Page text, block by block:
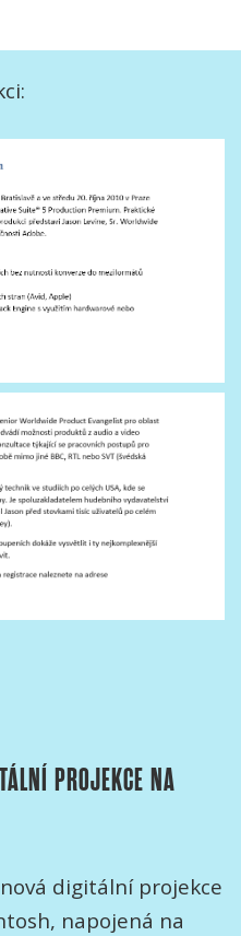
PROJEKCE NA
digitální projekce
napojená na